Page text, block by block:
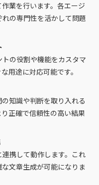
業を行います。各エージ
の専門性を活かして問題
の役割や機能をカスタマ
用途に対応可能です。
知識や判断を取り入れる
正確で信頼性の高い結果
携して動作します。これ
文章生成が可能になりま